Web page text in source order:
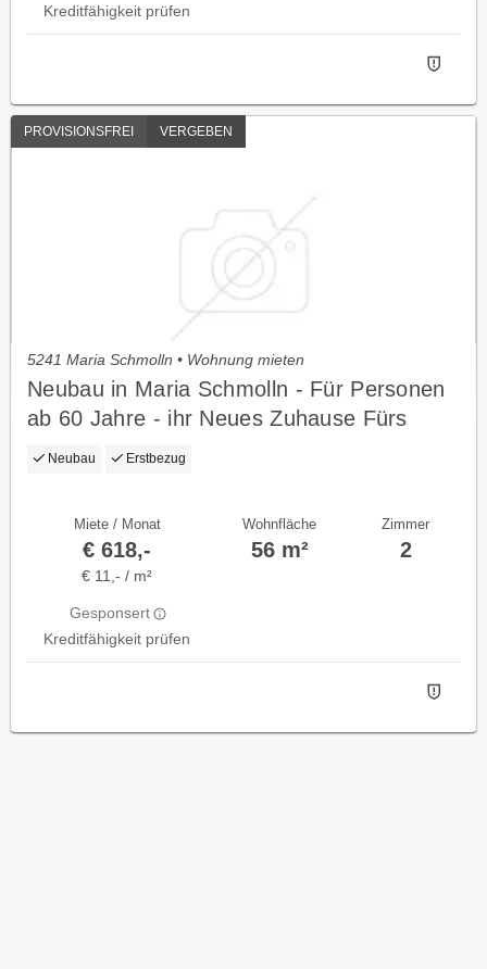
Kreditfähigkeit prüfen
PROVISIONSFREI VERGEBEN
5241 Maria Schmolln • Wohnung mieten
Neubau in Maria Schmolln - Für Personen
ab 60 Jahre - ihr Neues Zuhause Fürs
Aktive Alter
Neubau Erstbezug
Miete / Monat
€ 618,-
€ 11,- / m²
Gesponsert
Kreditfähigkeit prüfen
Wohnfläche
56 m²
Zimmer
2